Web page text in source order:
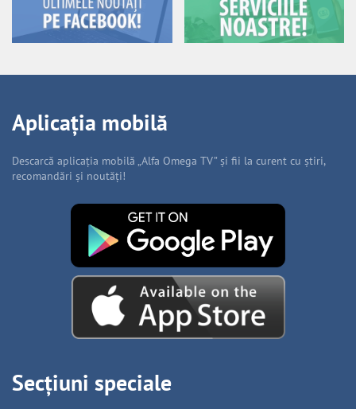
Aplicația mobilă
Descarcă aplicația mobilă „Alfa Omega TV” și fii la curent cu știri,
recomandări și noutăți!
Secțiuni speciale